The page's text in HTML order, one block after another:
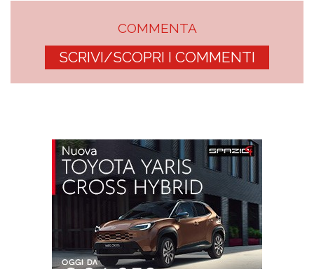
COMMENTA
SCRIVI/SCOPRI I COMMENTI